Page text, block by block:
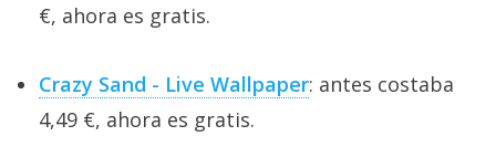
€, ahora es gratis.
Crazy Sand - Live Wallpaper: antes costaba
4,49 €, ahora es gratis.